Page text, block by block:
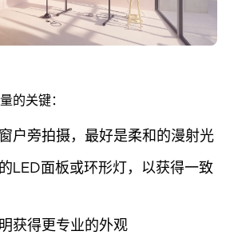
的关键：
户旁拍摄，最好是柔和的漫射光
LED面板或环形灯，以获得一致
获得更专业的外观